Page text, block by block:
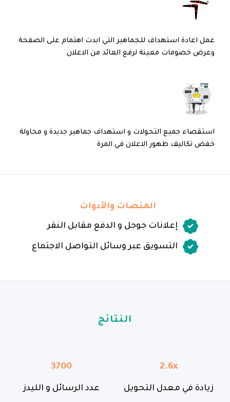
عمل اعادة استهداف للجماهير التي ابدت اهتمام على الصفحة
وعرض خصومات معينة لرفع العائد من الاعلان
استقصاء جميع التحولات و استهداف جماهير جديدة و محاولة
خفض تكاليف ظهور الاعلان في المرة
المنصات والأدوات
إعلانات جوجل و الدفع مقابل النقر
التسويق عبر وسائل التواصل الاجتماع
النتائج
3700
عدد الرسائل و الليدز
2.6x
زيادة في معدل التحويل